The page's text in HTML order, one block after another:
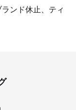
ンド休止、ティ